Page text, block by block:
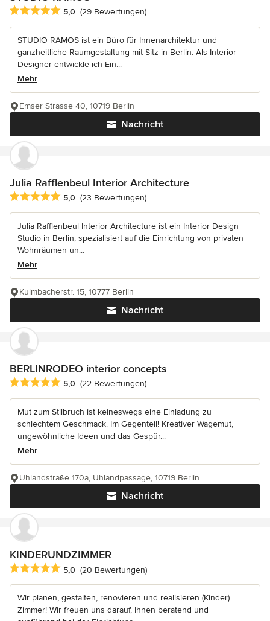
Durchschnittliche Bewertung: 5 von 5 Sternen
5,0 (29 Bewertungen)
STUDIO RAMOS ist ein Büro für Innenarchitektur und
ganzheitliche Raumgestaltung mit Sitz in Berlin. Als Interior
Designer entwickle ich Ein...
Mehr
Nachricht
Emser Strasse 40, 10719 Berlin
Julia Rafflenbeul Interior Architecture
Durchschnittliche Bewertung: 5 von 5 Sternen
5,0 (23 Bewertungen)
Julia Rafflenbeul Interior Architecture ist ein Interior Design
Studio in Berlin, spezialisiert auf die Einrichtung von privaten
Wohnräumen un...
Mehr
Nachricht
Kulmbacherstr. 15, 10777 Berlin
BERLINRODEO interior concepts
Durchschnittliche Bewertung: 5 von 5 Sternen
5,0 (22 Bewertungen)
Mut zum Stilbruch ist keineswegs eine Einladung zu
schlechtem Geschmack. Im Gegenteil! Kreativer Wagemut,
ungewöhnliche Ideen und das Gespür...
Mehr
Nachricht
Uhlandstraße 170a, Uhlandpassage, 10719 Berlin
KINDERUNDZIMMER
Durchschnittliche Bewertung: 5 von 5 Sternen
5,0 (20 Bewertungen)
Wir planen, gestalten, renovieren und realisieren (Kinder)
Zimmer! Wir freuen uns darauf, Ihnen beratend und